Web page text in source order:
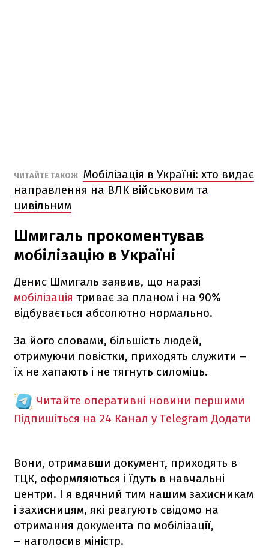
ЧИТАЙТЕ ТАКОЖ Мобілізація в Україні: хто видає
направлення на ВЛК військовим та
цивільним
Шмигаль прокоментував
мобілізацію в Україні
Денис Шмигаль заявив, що наразі
мобілізація триває за планом і на 90%
відбувається абсолютно нормально.
За його словами, більшість людей,
отримуючи повістки, приходять служити –
їх не хапають і не тягнуть силоміць.
Читайте оперативні новини першими
Підпишіться на 24 Канал у Telegram Додати
Вони, отримавши документ, приходять в
ТЦК, оформляються і їдуть в навчальні
центри. І я вдячний тим нашим захисникам
і захисницям, які реагують свідомо на
отримання документа по мобілізації,
– наголосив міністр.